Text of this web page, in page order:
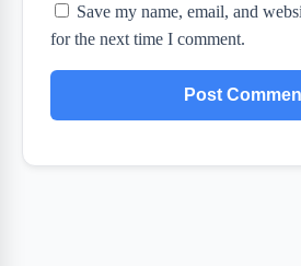
Save my name, email, and
for the next time I comment.